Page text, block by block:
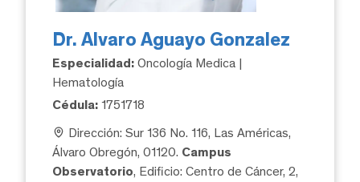
Dr. Alvaro Aguayo Gonzalez
Especialidad: Oncología Medica |
Hematología
Cédula: 1751718
Dirección: Sur 136 No. 116, Las Américas,
Álvaro Obregón, 01120. Campus
Observatorio, Edificio: Centro de Cáncer, 2,